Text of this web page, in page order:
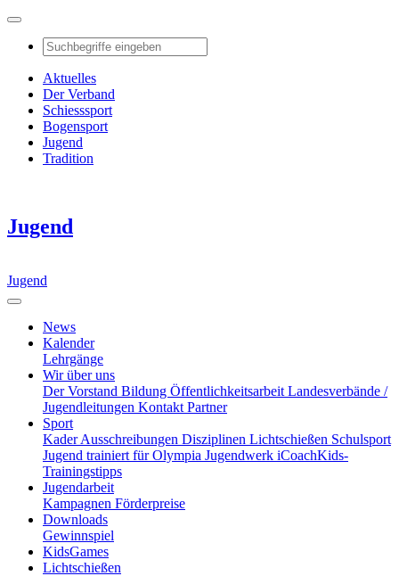
Aktuelles
Der Verband
Schiesssport
Bogensport
Jugend
Tradition
Jugend
Jugend
News
Kalender
Lehrgänge
Wir über uns
Der Vorstand Bildung Öffentlichkeitsarbeit Landesverbände /
Jugendleitungen Kontakt Partner
Sport
KaderAusschreibungen Disziplinen Lichtschießen Schulsport
Jugend trainiert für Olympia Jugendwerk iCoachKids-
Trainingstipps
Jugendarbeit
Kampagnen Förderpreise
Downloads
Gewinnspiel
KidsGames
Lichtschießen